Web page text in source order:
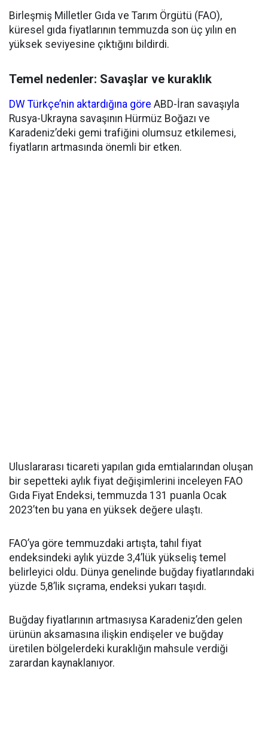
Birleşmiş Milletler Gıda ve Tarım Örgütü (FAO),
küresel gıda fiyatlarının temmuzda son üç yılın en
yüksek seviyesine çıktığını bildirdi.
Temel nedenler: Savaşlar ve kuraklık
DW Türkçe’nin aktardığına göre ABD-İran savaşıyla
Rusya-Ukrayna savaşının Hürmüz Boğazı ve
Karadeniz’deki gemi trafiğini olumsuz etkilemesi,
fiyatların artmasında önemli bir etken.
Uluslararası ticareti yapılan gıda emtialarından oluşan
bir sepetteki aylık fiyat değişimlerini inceleyen FAO
Gıda Fiyat Endeksi, temmuzda 131 puanla Ocak
2023’ten bu yana en yüksek değere ulaştı.
FAO’ya göre temmuzdaki artışta, tahıl fiyat
endeksindeki aylık yüzde 3,4’lük yükseliş temel
belirleyici oldu. Dünya genelinde buğday fiyatlarındaki
yüzde 5,8’lik sıçrama, endeksi yukarı taşıdı.
Buğday fiyatlarının artmasıysa Karadeniz’den gelen
ürünün aksamasına ilişkin endişeler ve buğday
üretilen bölgelerdeki kuraklığın mahsule verdiği
zarardan kaynaklanıyor.